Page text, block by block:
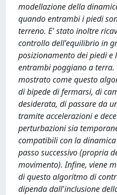
modellazione della
quando entrambi i piedi
terreno. E' stato inoltre
controllo dell'equilibrio in
posizionamento dei piedi
entrambi poggiano a terra.
mostrato come questo
di bipede di fermarsi, di
desiderata, di passare da
tramite accelerazioni e
perturbazioni sia
compatibili con la
passo successivo (propria
movimento). Infine, viene
di questo algoritmo di
dipenda dall'inclusione